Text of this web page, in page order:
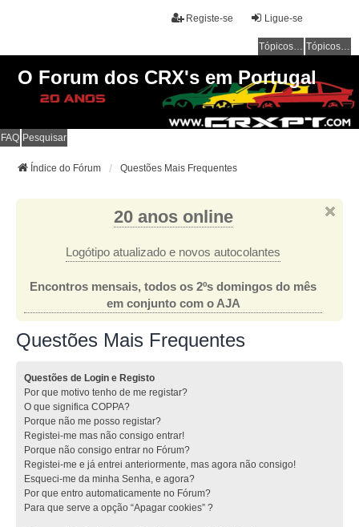
Ligue-se
Registe-se
Tópicos sem resposta Tópicos ativos
O Forum dos CRX's em Portugal
FAQ Pesquisar
Índice do Fórum Questões Mais Frequentes
20 anos online
Logótipo atualizado e novos autocolantes
Encontros mensais, todos os 2ºs domingos do mês
em conjunto com o AJA
Questões Mais Frequentes
Questões de Login e Registo
Por que motivo tenho de me registar?
O que significa COPPA?
Porque não me posso registar?
Registei-me mas não consigo entrar!
Porque não consigo entrar no Fórum?
Registei-me e já entrei anteriormente, mas agora não consigo!
Esqueci-me da minha Senha, e agora?
Por que entro automaticamente no Fórum?
Para que serve a opção “Apagar cookies” ?